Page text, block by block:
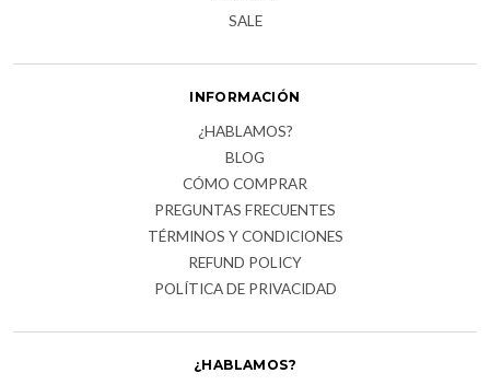
SALE
INFORMACIÓN
¿HABLAMOS?
BLOG
CÓMO COMPRAR
PREGUNTAS FRECUENTES
TÉRMINOS Y CONDICIONES
REFUND POLICY
POLÍTICA DE PRIVACIDAD
¿HABLAMOS?